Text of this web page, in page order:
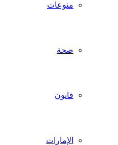
منوعات
صحة
قانون
الإمارات